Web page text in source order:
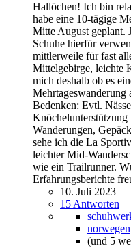
Hallöchen! Ich bin
habe eine 10-tägige
Mitte August geplant.
Schuhe hierfür
mittlerweile für fast
Mittelgebirge, leichte
mich deshalb ob es
Bedenken: Evtl.
Knöchelunterstützung
Wanderungen,
sehe ich die La
leichter Mid-
wie ein Trailrunner.
Erfahrungsberichte
10. Juli 2023
15 Antworten
norwegen
(und 5